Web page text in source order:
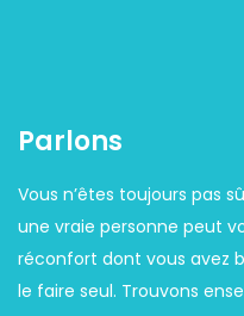
Parlons
Vous n’êtes toujours pas
une vraie personne peut
réconfort dont vous avez
le faire seul. Trouvons